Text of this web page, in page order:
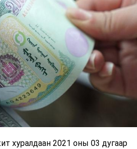
хуралдаан 2021 оны 03 дугаар